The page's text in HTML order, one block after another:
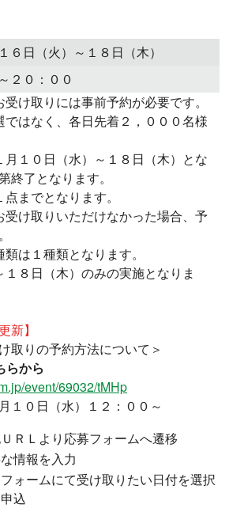
６日（火）～１８日（木）
２０：００
け取りには事前予約が必要です。
はなく、各日先着２，０００名様
１０日（水）～１８日（木）とな
終了となります。
までとなります。
け取りいただけなかった場合、予
は１種類となります。
８日（木）のみの実施となりま
新】
取りの予約方法について＞
らから
event/69032/tMHp
１０日（水）１２：００～
ＲＬより応募フォームへ遷移
情報を入力
ォームにて受け取りたい日付を選択
込